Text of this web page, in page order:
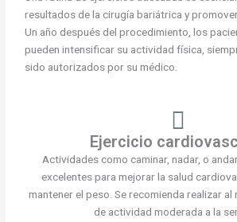
resultados de la cirugía bariátrica y
Un año después del procedimiento, los
pueden intensificar su actividad física,
sido autorizados por su médico.
Ejercicio
Actividades como caminar, nadar, o
excelentes para mejorar la salud
mantener el peso. Se recomienda realizar
de actividad moderada a la